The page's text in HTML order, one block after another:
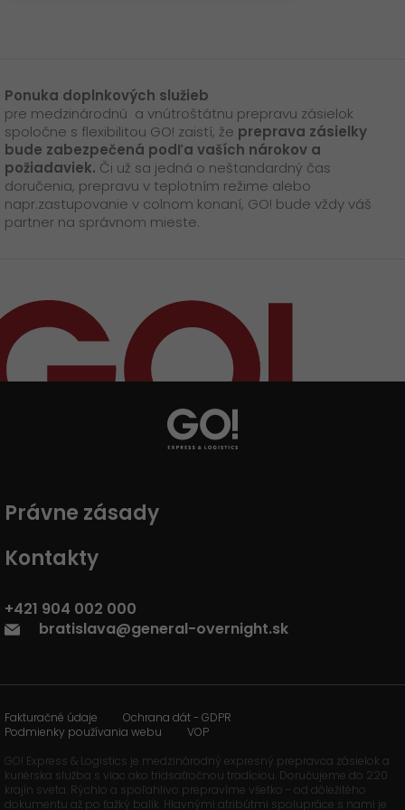
Ponuka doplnkových služieb
pre medzinárodnú a vnútroštátnu prepravu zásielok
spoločne s flexibilitou GO! zaistí, že preprava zásielky
bude zabezpečená podľa vaších nárokov a
požiadaviek. Či už sa jedná o neštandardný čas
doručenia, prepravu v teplotním režime alebo
napr.zastupovanie v colnom konaní, GO! bude vždy váš
partner na správnom mieste.
Právne zásady
Kontakty
+421 904 002 000
bratislava@general-overnight.sk
Fakturačné údaje
Ochrana dát - GDPR
Podmienky používania webu
VOP
GO! Express & Logistics je medzinárodný expresný prepravca zásielok a
kuriérska služba s viac ako tridsaťročnou tradíciou. Doručujeme do 220
krajín sveta. Rýchlo a spoľahlivo prepravíme všetko - od dôležitého
dokumentu až po ťažký balík. Hlavnými atribútmi spolupráce s nami je